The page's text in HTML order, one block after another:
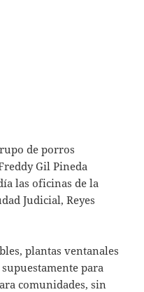
de porros
Gil Pineda
las oficinas de la
Judicial, Reyes
plantas ventanales
para
comunidades, sin